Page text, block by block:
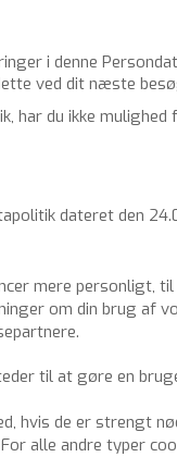
i denne
ved dit næste
har du ikke
da­te­ret den
mere personligt,
om din brug af
til at gøre en
hvis de er strengt
alle andre typer